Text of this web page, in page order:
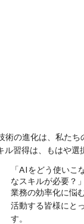
術の進化は、私たち
ル習得は、もはや選
「AIをどう使い
なスキルが必要？
業務の効率化に悩
活動する皆様にと
す。